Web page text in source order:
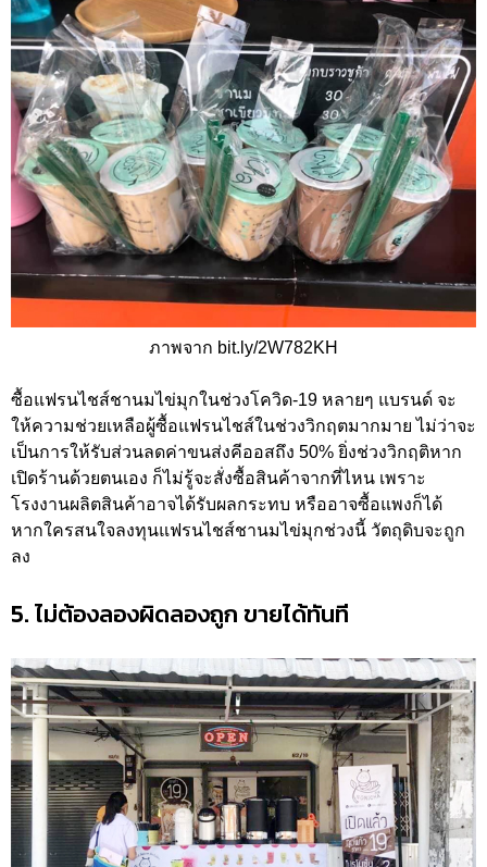
ภาพจาก bit.ly/2W782KH
ซื้อแฟรนไชส์ชานมไข่มุกในช่วงโควิด-19 หลายๆ แบรนด์ จะ
ให้ความช่วยเหลือผู้ซื้อแฟรนไชส์ในช่วงวิกฤตมากมาย ไม่ว่าจะ
เป็นการให้รับส่วนลดค่าขนส่งคีออสถึง 50% ยิ่งช่วงวิกฤติหาก
เปิดร้านด้วยตนเอง ก็ไม่รู้จะสั่งซื้อสินค้าจากที่ไหน เพราะ
โรงงานผลิตสินค้าอาจได้รับผลกระทบ หรืออาจซื้อแพงก็ได้
หากใครสนใจลงทุนแฟรนไชส์ชานมไข่มุกช่วงนี้ วัตถุดิบจะถูก
ลง
5. ไม่ต้องลองผิดลองถูก ขายได้ทันที